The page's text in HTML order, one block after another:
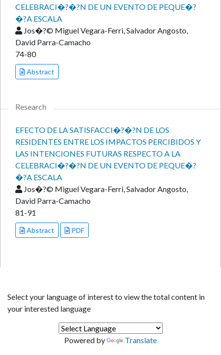
CELEBRACI�?�?N DE UN EVENTO DE PEQUE�?
�?A ESCALA
Jos�?© Miguel Vegara-Ferri, Salvador Angosto,
David Parra-Camacho
74-80
Abstract
Research
EFECTO DE LA SATISFACCI�?�?N DE LOS
RESIDENTES ENTRE LOS IMPACTOS PERCIBIDOS Y
LAS INTENCIONES FUTURAS RESPECTO A LA
CELEBRACI�?�?N DE UN EVENTO DE PEQUE�?
�?A ESCALA
Jos�?© Miguel Vegara-Ferri, Salvador Angosto,
David Parra-Camacho
81-91
Abstract PDF
Select your language of interest to view the total content in
your interested language
Powered by Translate